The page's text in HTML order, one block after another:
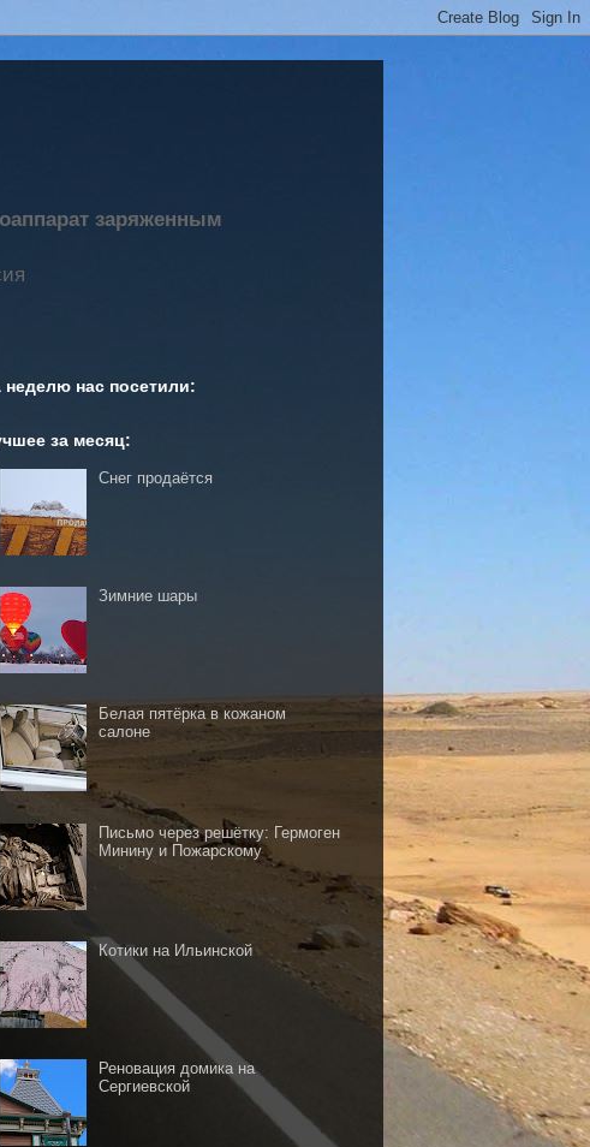
заряженным
неделю нас посетили:
за месяц:
Снег продаётся
Зимние шары
Белая пятёрка в кожаном
салоне
Письмо через решётку: Гермоген
Минину и Пожарскому
Котики на Ильинской
Реновация домика на
Сергиевской